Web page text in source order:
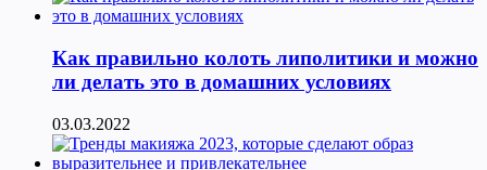
Как правильно колоть липолитики и можно
ли делать это в домашних условиях
03.03.2022